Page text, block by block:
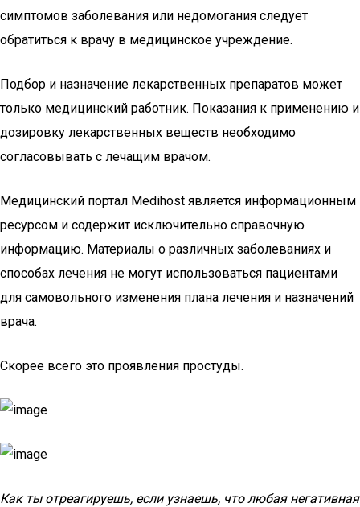
симптомов заболевания или недомогания следует
обратиться к врачу в медицинское учреждение.
Подбор и назначение лекарственных препаратов может
только медицинский работник. Показания к применению и
дозировку лекарственных веществ необходимо
согласовывать с лечащим врачом.
Медицинский портал Medihost является информационным
ресурсом и содержит исключительно справочную
информацию. Материалы о различных заболеваниях и
способах лечения не могут использоваться пациентами
для самовольного изменения плана лечения и назначений
врача.
Скорее всего это проявления простуды.
Как ты отреагируешь, если узнаешь, что любая негативная